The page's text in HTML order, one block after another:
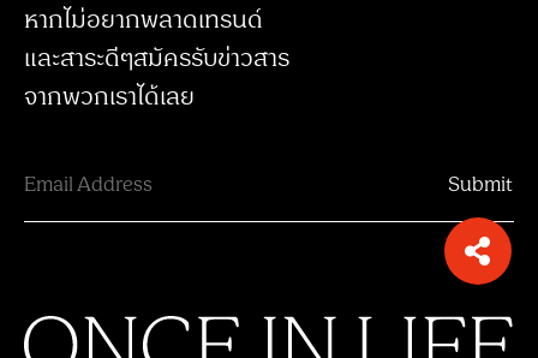
หากไม่อยากพลาดเทรนด์
และสาระดีๆสมัครรับข่าวสาร
จากพวกเราได้เลย